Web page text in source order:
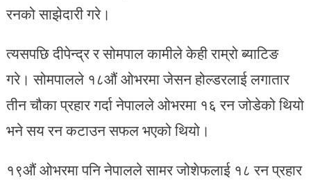
रनको साझेदारी गरे।
त्यसपछि दीपेन्द्र र सोमपाल कामीले केही राम्रो ब्याटिङ
गरे। सोमपालले १८औं ओभरमा जेसन होल्डरलाई लगातार
तीन चौका प्रहार गर्दा नेपालले ओभरमा १६ रन जोडेको थियो
भने सय रन कटाउन सफल भएको थियो।
१९औं ‌‍ओभरमा पनि नेपालले सामर जोशेफलाई १८ रन प्रहार